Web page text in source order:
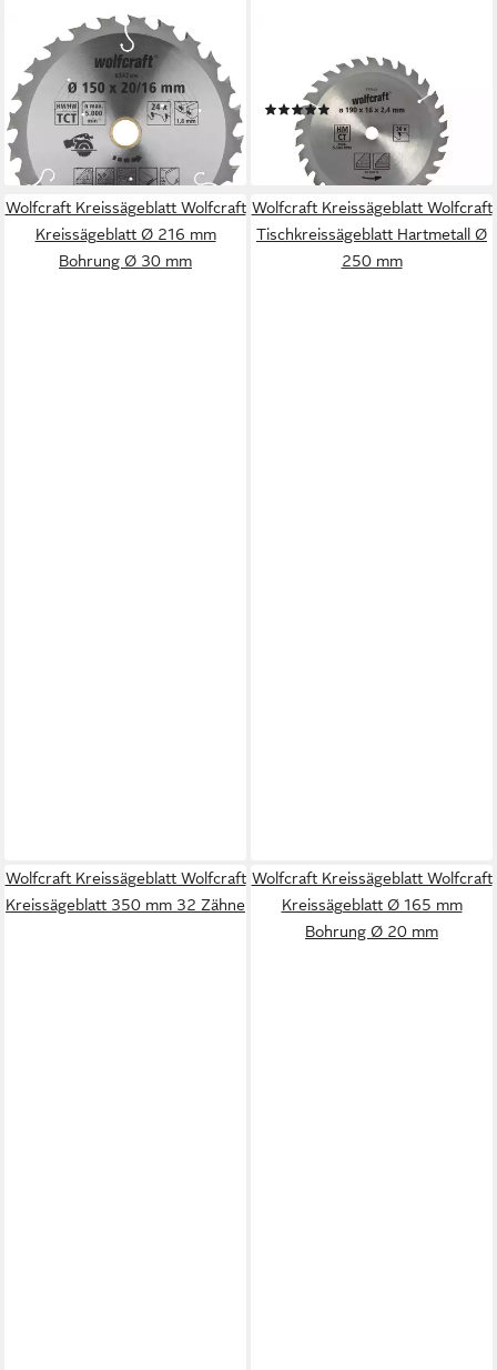
WOLFCRAFT
Kreissägeblatt Wolfcraft
Sägeblatt 184 x 20/16 mm
Hartmetall
32,79 €
lieferbar - in 2-3 Werktagen bei dir
Kreissägeblatt Kreissägeblatt
6735000
(1)
22,89 €
lieferbar - in 2-3 Werktagen bei dir
Wolfcraft Kreissägeblatt Wolfcraft
Kreissägeblatt Ø 216 mm
Bohrung Ø 30 mm
Wolfcraft Kreissägeblatt Wolfcraft
Tischkreissägeblatt Hartmetall Ø
250 mm
Wolfcraft Kreissägeblatt Wolfcraft
Kreissägeblatt 350 mm 32 Zähne
Wolfcraft Kreissägeblatt Wolfcraft
Kreissägeblatt Ø 165 mm
Bohrung Ø 20 mm